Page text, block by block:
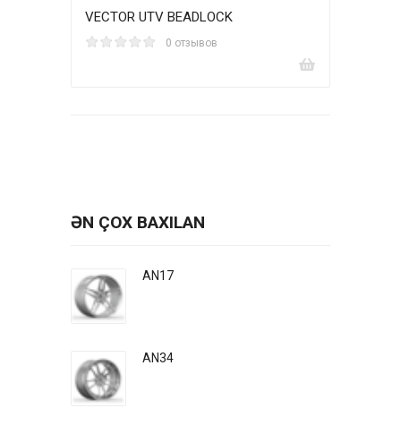
VECTOR UTV BEADLOCK
0 отзывов
ƏN ÇOX BAXILAN
AN17
AN34